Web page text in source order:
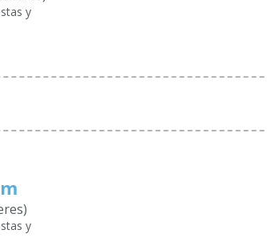
y
y